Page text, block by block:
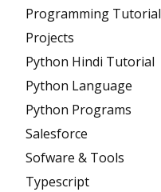
Programming Tutorial
Projects
Python Hindi Tutorial
Python Language
Python Programs
Salesforce
Sofware & Tools
Typescript